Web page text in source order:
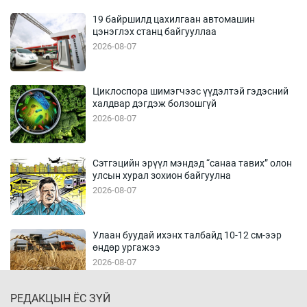
19 байршилд цахилгаан автомашин
цэнэглэх станц байгууллаа
2026-08-07
Циклоспора шимэгчээс үүдэлтэй гэдэсний
халдвар дэгдэж болзошгүй
2026-08-07
Сэтгэцийн эрүүл мэндэд “санаа тавих” олон
улсын хурал зохион байгуулна
2026-08-07
Улаан буудай ихэнх талбайд 10-12 см-ээр
өндөр ургажээ
2026-08-07
РЕДАКЦЫН ЁС ЗҮЙ